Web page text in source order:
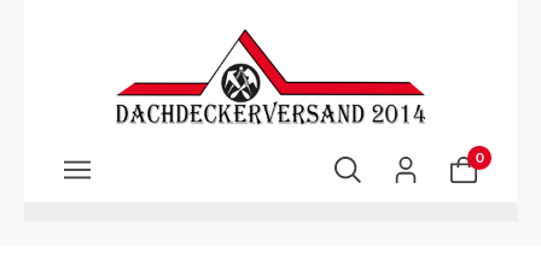
Zum Hauptinhalt springen
0